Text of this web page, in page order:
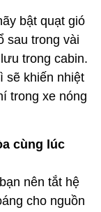
bật quạt gió
sau trong vài
trong cabin.
sẽ khiến nhiệt
trong xe nóng
cùng lúc
nên tắt hệ
cho nguồn